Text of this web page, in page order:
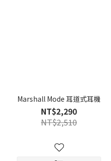
Marshall Mode 耳道式耳機
NT$2,290
NT$2,510